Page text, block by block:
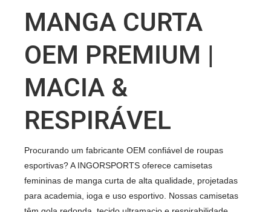
MANGA CURTA
OEM PREMIUM |
MACIA &
RESPIRÁVEL
Procurando um fabricante OEM confiável de roupas
esportivas? A INGORSPORTS oferece camisetas
femininas de manga curta de alta qualidade, projetadas
para academia, ioga e uso esportivo. Nossas camisetas